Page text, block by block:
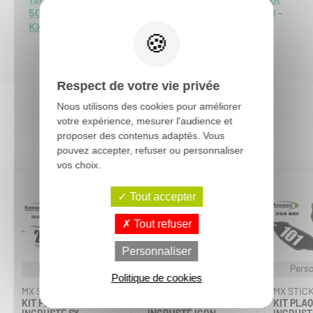
500 1992
KX 500 1989 -
KX 500 1988
Vous aimerez aussi :
Personnalisable
MX STICKERS
KIT PLAQUES À N°
MX
KIT
Respect de votre vie privée
Nous utilisons des cookies pour améliorer
votre expérience, mesurer l'audience et
proposer des contenus adaptés. Vous
pouvez accepter, refuser ou personnaliser
vos choix.
Tout accepter
Tout refuser
Personnaliser
Politique de cookies